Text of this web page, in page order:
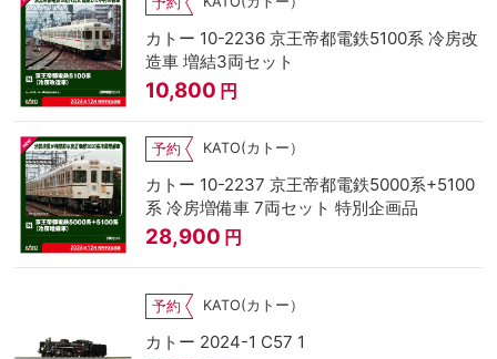
カトー 10-2236 京王帝都電鉄5100系 冷房改
造車 増結3両セット
10,800 円
予約 KATO(カトー）
カトー 10-2237 京王帝都電鉄5000系+5100
系 冷房増備車 7両セット 特別企画品
28,900 円
予約 KATO(カトー）
カトー 2024-1 C57 1